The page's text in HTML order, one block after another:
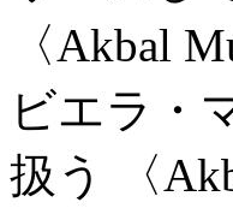
〈Akbal
ビエラ・
扱う 〈